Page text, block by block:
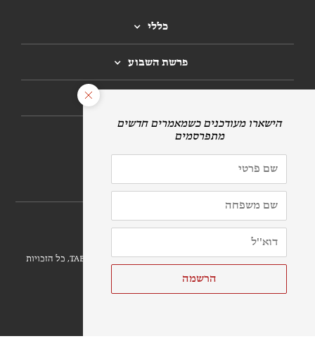
כללי
פרשת השבוע
הרשמה לניוזלטר
הושק חג השבועות 5781/2021 | זכויות יוצרים ©
פרויקט TABS, כל הזכויות